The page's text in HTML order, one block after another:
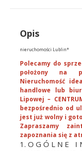
Opis
nieruchomości Lublin*
Polecamy do
położony na
Nieruchomość
handlowe lub
Lipowej –
bezpośrednio od
jest już wolny i
Zapraszamy
zapoznania się z
1. O G Ó L N E I